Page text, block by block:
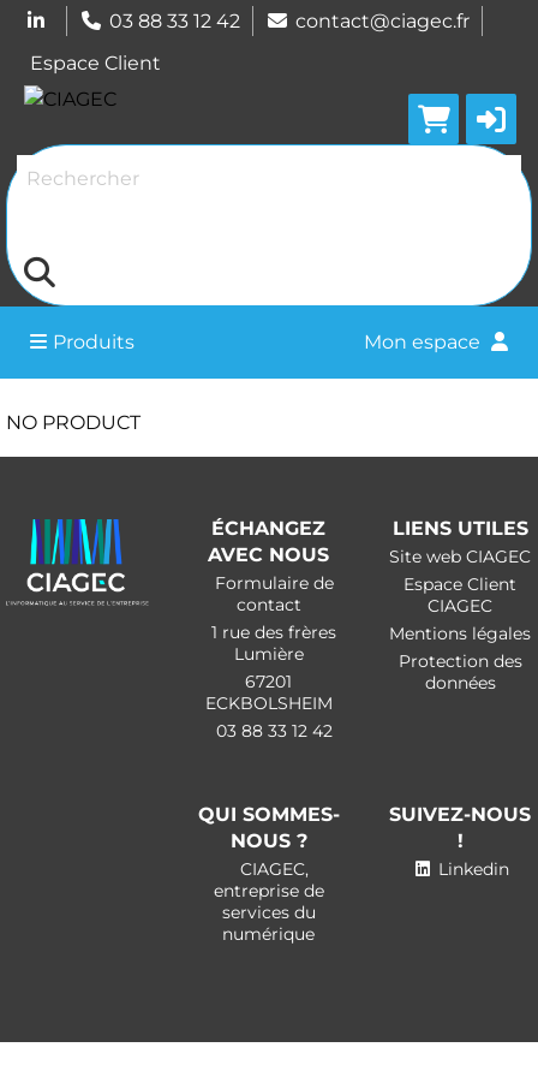
03 88 33 12 42
contact@ciagec.fr
Espace Client
Rechercher
Produits Mon espace
NO PRODUCT
ÉCHANGEZ
AVEC NOUS
Formulaire de
contact
1 rue des frères
Lumière
67201
ECKBOLSHEIM
03 88 33 12 42
LIENS UTILES
Site web CIAGEC
Espace Client
CIAGEC
Mentions légales
Protection des
données
QUI SOMMES-
NOUS ?
CIAGEC,
entreprise de
services du
numérique
SUIVEZ-NOUS
!
Linkedin